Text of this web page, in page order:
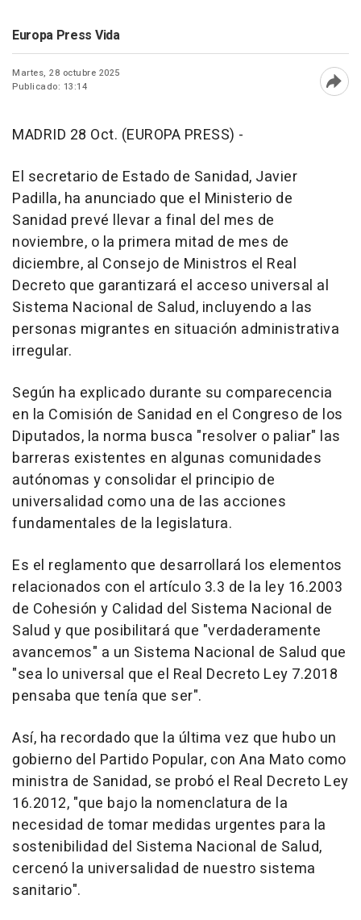
Europa Press Vida
Martes, 28 octubre 2025
Publicado: 13:14
MADRID 28 Oct. (EUROPA PRESS) -
El secretario de Estado de Sanidad, Javier
Padilla, ha anunciado que el Ministerio de
Sanidad prevé llevar a final del mes de
noviembre, o la primera mitad de mes de
diciembre, al Consejo de Ministros el Real
Decreto que garantizará el acceso universal al
Sistema Nacional de Salud, incluyendo a las
personas migrantes en situación administrativa
irregular.
Según ha explicado durante su comparecencia
en la Comisión de Sanidad en el Congreso de los
Diputados, la norma busca "resolver o paliar" las
barreras existentes en algunas comunidades
autónomas y consolidar el principio de
universalidad como una de las acciones
fundamentales de la legislatura.
Es el reglamento que desarrollará los elementos
relacionados con el artículo 3.3 de la ley 16.2003
de Cohesión y Calidad del Sistema Nacional de
Salud y que posibilitará que "verdaderamente
avancemos" a un Sistema Nacional de Salud que
"sea lo universal que el Real Decreto Ley 7.2018
pensaba que tenía que ser".
Así, ha recordado que la última vez que hubo un
gobierno del Partido Popular, con Ana Mato como
ministra de Sanidad, se probó el Real Decreto Ley
16.2012, "que bajo la nomenclatura de la
necesidad de tomar medidas urgentes para la
sostenibilidad del Sistema Nacional de Salud,
cercenó la universalidad de nuestro sistema
sanitario".